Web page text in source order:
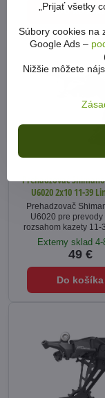
Do košíka
Prehadzovač Shimano
U6020 2x10 11-39
Prehadzovač
U6020 pre prevody
rozsahom kazety 11-
Externy sklad
49 €
Do košíka
„Prijať všetky
Súbory cookies na
Google Ads –
Nižšie môžete